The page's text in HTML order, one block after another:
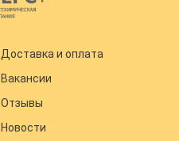
Доставка и оплата
Вакансии
Отзывы
Новости